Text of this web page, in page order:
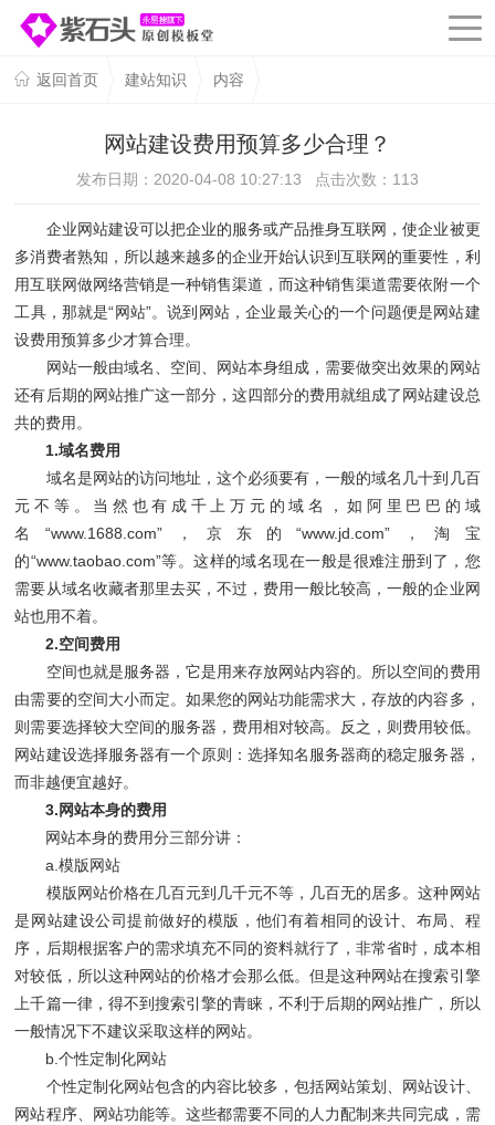
返回首页 建站知识 内容
网站建设费用预算多少合理？
发布日期：2020-04-08 10:27:13 点击次数： 113
企业网站建设可以把企业的服务或产品推身互联网，使企业被更
多消费者熟知，所以越来越多的企业开始认识到互联网的重要性，利
用互联网做网络营销是一种销售渠道，而这种销售渠道需要依附一个
工具，那就是“网站”。说到网站，企业最关心的一个问题便是网站建
设费用预算多少才算合理。
网站一般由域名、空间、网站本身组成，需要做突出效果的网站
还有后期的网站推广这一部分，这四部分的费用就组成了网站建设总
共的费用。
1.域名费用
域名是网站的访问地址，这个必须要有，一般的域名几十到几百
元不等。当然也有成千上万元的域名，如阿里巴巴的域
名“www.1688.com”，京东的“www.jd.com”，淘宝
的“www.taobao.com”等。这样的域名现在一般是很难注册到了，您
需要从域名收藏者那里去买，不过，费用一般比较高，一般的企业网
站也用不着。
2.空间费用
空间也就是服务器，它是用来存放网站内容的。所以空间的费用
由需要的空间大小而定。如果您的网站功能需求大，存放的内容多，
则需要选择较大空间的服务器，费用相对较高。反之，则费用较低。
网站建设选择服务器有一个原则：选择知名服务器商的稳定服务器，
而非越便宜越好。
3.网站本身的费用
网站本身的费用分三部分讲：
a.模版网站
模版网站价格在几百元到几千元不等，几百无的居多。这种网站
是网站建设公司提前做好的模版，他们有着相同的设计、布局、程
序，后期根据客户的需求填充不同的资料就行了，非常省时，成本相
对较低，所以这种网站的价格才会那么低。但是这种网站在搜索引擎
上千篇一律，得不到搜索引擎的青睐，不利于后期的网站推广，所以
一般情况下不建议采取这样的网站。
b.个性定制化网站
个性定制化网站包含的内容比较多，包括网站策划、网站设计、
网站程序、网站功能等。这些都需要不同的人力配制来共同完成，需